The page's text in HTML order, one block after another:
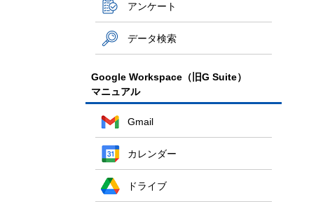
アンケート
データ検索
Google Workspace（旧G Suite）
マニュアル
Gmail
カレンダー
ドライブ